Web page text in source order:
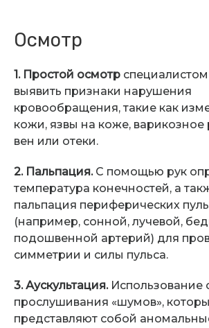
Осмотр
1. Простой осмотр
выявить признаки нарушения
кровообращения, такие как
кожи, язвы на коже,
вен или отеки.
2. Пальпация.С помощью рук
температура конечностей, а
пальпация периферических
(например, сонной, лучевой,
подошвенной артерий) для
симметрии и силы пульса.
3. Аускультация.Использование
прослушивания «шумов»,
представляют собой